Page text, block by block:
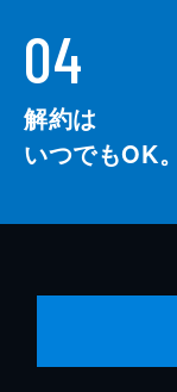
04
解約は
いつでもOK。